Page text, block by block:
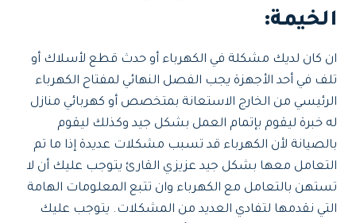
الخيمة:
ان كان لديك مشكلة في الكهرباء أو حدث قطع لأسلاك أو
تلف في أحد الأجهزة يجب الفصل النهائي لمفتاح الكهرباء
الرئيسي من الخارج الاستعانة بمتخصص أو كهربائي منازل
له خبرة ليقوم بإتمام العمل بشكل جيد وكذلك ليقوم
بالصيانة لأن الكهرباء قد تسبب مشكلات عديدة إذا ما تم
التعامل معها بشكل جيد عزيزي القارئ يتوجب عليك أن لا
تستهن بالتعامل مع الكهرباء وان تتبع المعلومات الهامة
التي نقدمها لتفادي العديد من المشكلات. يتوجب عليك